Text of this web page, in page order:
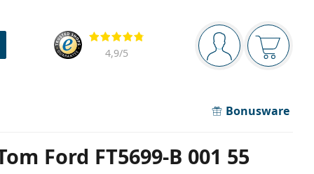
Navigationsleiste
Sie sind Der
Bewertung
4,9/5
Bonusware
Ford FT5699-B 001 55